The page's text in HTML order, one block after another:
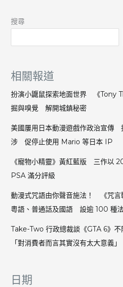
搜尋
相關報道
扮演小鼴鼠探索地面世界 《Tony
掘與嗅覺 解開城鎮秘密
美國屢用日本動漫遊戲作政治宣傳
涉 促停止使用 Mario 等日本 IP
《寵物小精靈》黃紅藍版 三作以
PSA 滿分評級
動漫式咒語由你聲音施法！ 《咒
粵語、普通話及國語 設逾 100 種
Take-Two 行政總裁談《GTA 6》
「對消費者而言其實沒有太大意義」
日期